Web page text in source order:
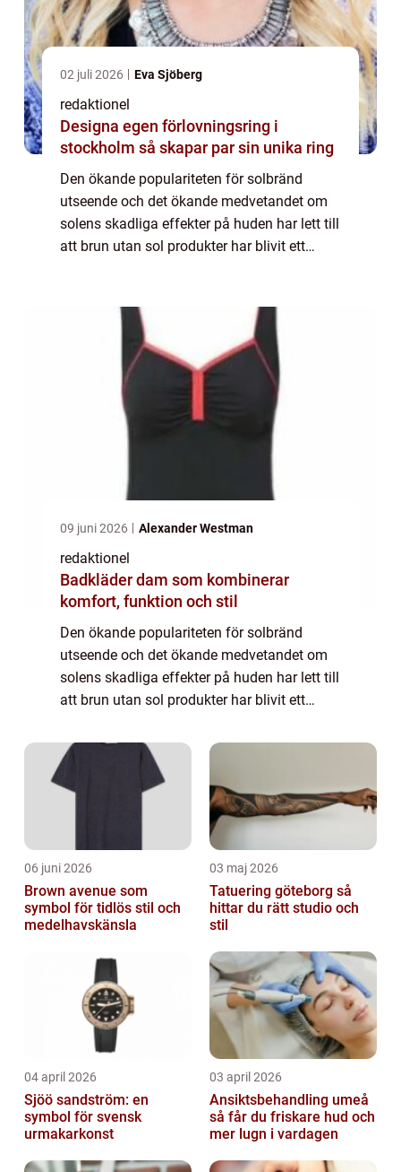
02 juli 2026 Eva Sjöberg
redaktionel
Designa egen förlovningsring i
stockholm så skapar par sin unika ring
Den ökande populariteten för solbränd
utseende och det ökande medvetandet om
solens skadliga effekter på huden har lett till
att brun utan sol produkter har blivit ett
09 juni 2026 Alexander Westman
redaktionel
Badkläder dam som kombinerar
komfort, funktion och stil
Den ökande populariteten för solbränd
utseende och det ökande medvetandet om
solens skadliga effekter på huden har lett till
att brun utan sol produkter har blivit ett
säker solbränna. En specifik typ av...
06 juni 2026
Brown avenue som
symbol för tidlös stil och
medelhavskänsla
03 maj 2026
Tatuering göteborg så
hittar du rätt studio och
stil
04 april 2026
Sjöö sandström: en
symbol för svensk
urmakarkonst
03 april 2026
Ansiktsbehandling umeå
så får du friskare hud och
mer lugn i vardagen